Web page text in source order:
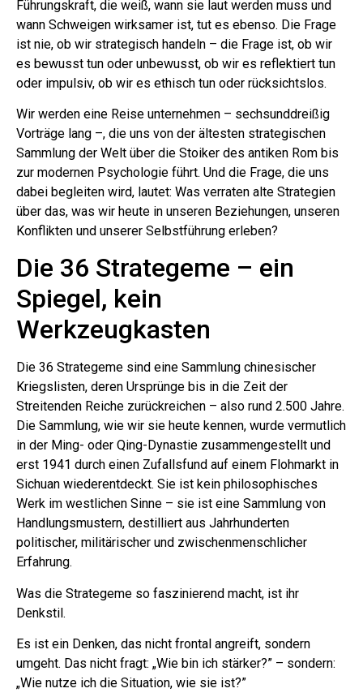
Führungskraft, die weiß, wann sie laut werden muss und
wann Schweigen wirksamer ist, tut es ebenso. Die Frage
ist nie, ob wir strategisch handeln – die Frage ist, ob wir
es bewusst tun oder unbewusst, ob wir es reflektiert tun
oder impulsiv, ob wir es ethisch tun oder rücksichtslos.
Wir werden eine Reise unternehmen – sechsunddreißig
Vorträge lang –, die uns von der ältesten strategischen
Sammlung der Welt über die Stoiker des antiken Rom bis
zur modernen Psychologie führt. Und die Frage, die uns
dabei begleiten wird, lautet: Was verraten alte Strategien
über das, was wir heute in unseren Beziehungen, unseren
Konflikten und unserer Selbstführung erleben?
Die 36 Strategeme – ein
Spiegel, kein
Werkzeugkasten
Die 36 Strategeme sind eine Sammlung chinesischer
Kriegslisten, deren Ursprünge bis in die Zeit der
Streitenden Reiche zurückreichen – also rund 2.500 Jahre.
Die Sammlung, wie wir sie heute kennen, wurde vermutlich
in der Ming- oder Qing-Dynastie zusammengestellt und
erst 1941 durch einen Zufallsfund auf einem Flohmarkt in
Sichuan wiederentdeckt. Sie ist kein philosophisches
Werk im westlichen Sinne – sie ist eine Sammlung von
Handlungsmustern, destilliert aus Jahrhunderten
politischer, militärischer und zwischenmenschlicher
Erfahrung.
Was die Strategeme so faszinierend macht, ist ihr
Denkstil.
Es ist ein Denken, das nicht frontal angreift, sondern
umgeht. Das nicht fragt: „Wie bin ich stärker?” – sondern:
„Wie nutze ich die Situation, wie sie ist?”